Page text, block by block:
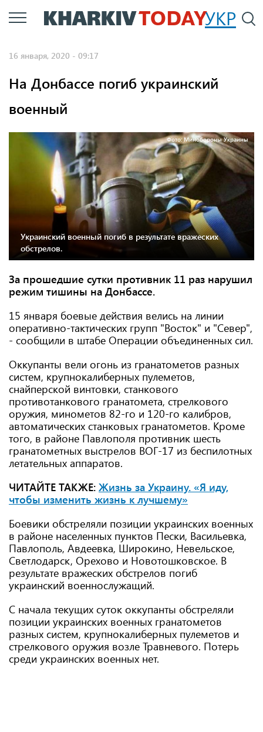
Перейти
к
УКР
16 января, 2020 - 09:17
На Донбассе погиб украинский
военный
Фото: Минобороны Украины
Украинский военный погиб в результате вражеских
обстрелов.
За прошедшие сутки противник 11 раз нарушил
режим тишины на Донбассе.
15 января боевые действия велись на линии
оперативно-тактических групп "Восток" и "Север",
- сообщили в штабе Операции объединенных сил.
Оккупанты вели огонь из гранатометов разных
систем, крупнокалиберных пулеметов,
снайперской винтовки, станкового
противотанкового гранатомета, стрелкового
оружия, минометов 82-го и 120-го калибров,
автоматических станковых гранатометов. Кроме
того, в районе Павлополя противник шесть
гранатометных выстрелов ВОГ-17 из беспилотных
летательных аппаратов.
ЧИТАЙТЕ ТАКЖЕ: Жизнь за Украину. «Я иду,
чтобы изменить жизнь к лучшему»
Боевики обстреляли позиции украинских военных
в районе населенных пунктов Пески, Васильевка,
Павлополь, Авдеевка, Широкино, Невельское,
Светлодарск, Орехово и Новотошковское. В
результате вражеских обстрелов погиб
украинский военнослужащий.
С начала текущих суток оккупанты обстреляли
позиции украинских военных гранатометов
разных систем, крупнокалиберных пулеметов и
стрелкового оружия возле Травневого. Потерь
среди украинских военных нет.